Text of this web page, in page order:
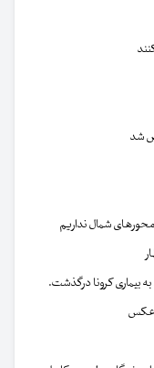
شد
شمال نداریم
به بیماری کرونا درگذشت.
عکس